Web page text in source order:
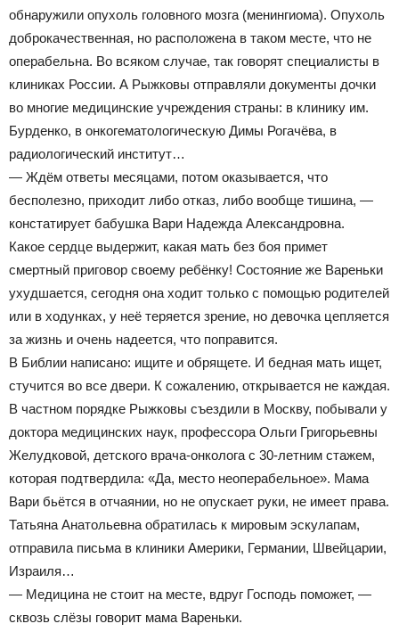
обнаружили опухоль головного мозга (менингиома). Опухоль
доброкачественная, но расположена в таком месте, что не
операбельна. Во всяком случае, так говорят специалисты в
клиниках России. А Рыжковы отправляли документы дочки
во многие медицинские учреждения страны: в клинику им.
Бурденко, в онкогематологическую Димы Рогачёва, в
радиологический институт…
— Ждём ответы месяцами, потом оказывается, что
бесполезно, приходит либо отказ, либо вообще тишина, —
констатирует бабушка Вари Надежда Александровна.
Какое сердце выдержит, какая мать без боя примет
смертный приговор своему ребёнку! Состояние же Вареньки
ухудшается, сегодня она ходит только с помощью родителей
или в ходунках, у неё теряется зрение, но девочка цепляется
за жизнь и очень надеется, что поправится.
В Библии написано: ищите и обрящете. И бедная мать ищет,
стучится во все двери. К сожалению, открывается не каждая.
В частном порядке Рыжковы съездили в Москву, побывали у
доктора медицинских наук, профессора Ольги Григорьевны
Желудковой, детского врача-онколога с 30-летним стажем,
которая подтвердила: «Да, место неоперабельное». Мама
Вари бьётся в отчаянии, но не опускает руки, не имеет права.
Татьяна Анатольевна обратилась к мировым эскулапам,
отправила письма в клиники Америки, Германии, Швейцарии,
Израиля…
— Медицина не стоит на месте, вдруг Господь поможет, —
сквозь слёзы говорит мама Вареньки.